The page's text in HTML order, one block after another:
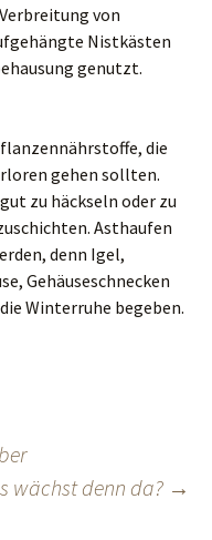
von
Nistkästen
genutzt.
die
gehen sollten.
zu häckseln oder zu
Asthaufen
denn Igel,
Gehäuseschnecken
Winterruhe begeben.
wächst denn da? →